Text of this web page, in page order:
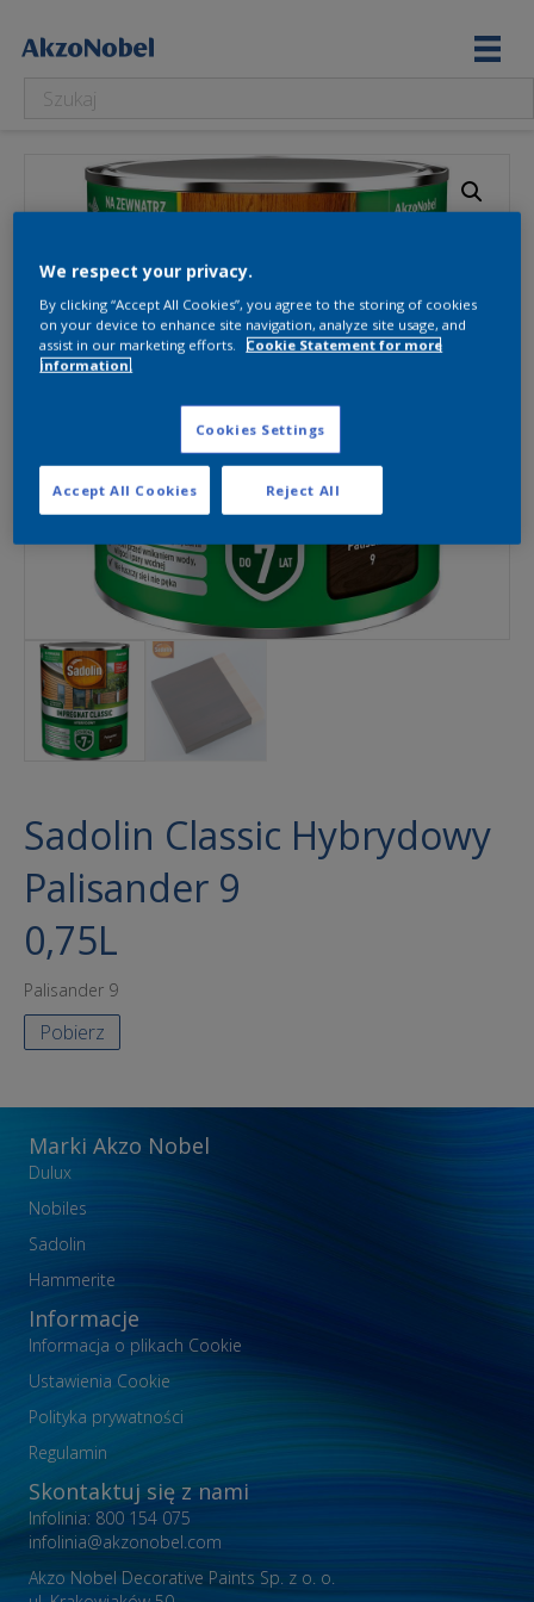
Sadolin Classic Hybrydowy
Palisander 9
0,75L
Palisander 9
Pobierz
Marki Akzo Nobel
Dulux
Nobiles
Sadolin
Hammerite
Informacje
Informacja o plikach Cookie
Ustawienia Cookie
Polityka prywatności
Regulamin
Skontaktuj się z nami
Infolinia: 800 154 075
infolinia@akzonobel.com
Akzo Nobel Decorative Paints Sp. z o. o.
We respect your privacy.
By clicking “Accept All Cookies”, you agree to the storing of cookies
on your device to enhance site navigation, analyze site usage, and
assist in our marketing efforts.
Cookie Statement for more
information.
Cookies Settings
Reject All
Accept All Cookies